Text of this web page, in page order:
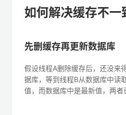
如何解决缓存不一
先删缓存再更新数据库
假设线程A删除缓存后，还没来
据库，等到线程B从数据库中读
值，而数据库中是最新值，两者